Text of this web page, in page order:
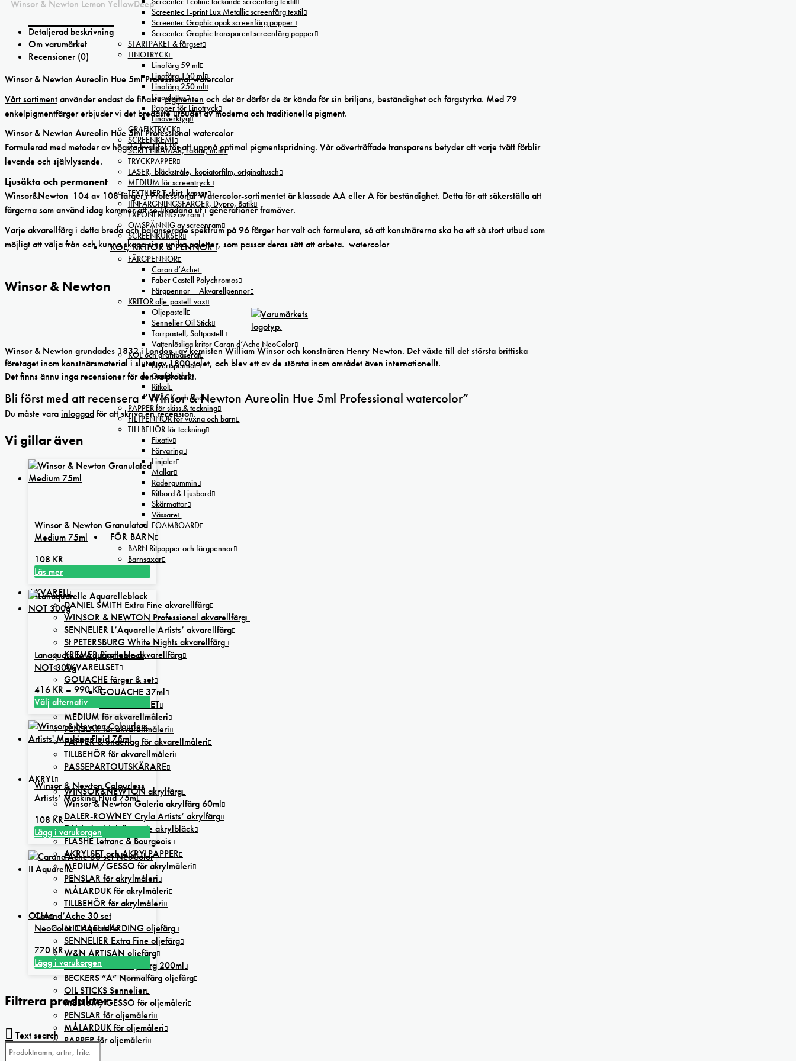
Screentec T-print Lux Metallic screenfärg textil
Screentec Graphic opak screenfärg papper
Screentec Graphic transparent screenfärg papper
STARTPAKET & färgset
LINOTRYCK
Linofärg 59 ml
Linofärg 150 ml
Linofärg 250 ml
Linoplattor
Papper för Linotryck
Linoverktyg
GRAFIKTRYCK
SCREENKEMI
SCREENRAMAR, raklar, m.m
TRYCKPAPPER
LASER,-bläckstråle,-kopiatorfilm, oríginaltusch
MEDIUM för screentryck
TEXTILIER T-shirt, kassar
IINFÄRGNINGSFÄRGER, Dypro, Batik
EXPONERING av ram
OMSPÄNNIG av screenram
SCREENKURSER
KOL, KRITOR & PENNOR
FÄRGPENNOR
Caran d’Ache
Faber Castell Polychromos
Färgpennor – Akvarellpennor
KRITOR olje-pastell-vax
Oljepastell
Sennelier Oil Stick
Torrpastell, Softpastell
Vattenlösliga kritor Caran d’Ache NeoColor
KOL och grafitbaserat
Blyertspennor
Grafitkritor
Ritkol
BLÄCK och tusch
PAPPER för skiss & teckning
FILTPENNOR för vuxna och barn
TILLBEHÖR för teckning
Fixativ
Förvaring
Linjaler
Mallar
Radergummin
Ritbord & Ljusbord
Skärmattor
Vässare
FOAMBOARD
FÖR BARN
BARN Ritpapper och färgpennor
Barnsaxar
AKVARELL
DANIEL SMITH Extra Fine akvarellfärg
WINSOR & NEWTON Professional akvarellfärg
SENNELIER L’Aquarelle Artists’ akvarellfärg
St PETERSBURG White Nights akvarellfärg
KREMER Pigmente akvarellfärg
AKVARELLSET
GOUACHE färger & set
GOUACHE 37ml
GOUACHE SET
MEDIUM för akvarellmåleri
PENSLAR för akvarellmåleri
PAPPER & underlag för akvarellmåleri
TILLBEHÖR för akvarellmåleri
PASSEPARTOUTSKÄRARE
AKRYL
WINSOR&NEWTON akrylfärg
Winsor & Newton Galeria akrylfärg 60ml
DALER-ROWNEY Cryla Artists’ akrylfärg
FW Artists’ Ink flytande akrylbläck
FLASHE Lefranc & Bourgeois
AKRYLSET och AKRYLPAPPER
MEDIUM/GESSO för akrylmåleri
PENSLAR för akrylmåleri
MÅLARDUK för akrylmåleri
TILLBEHÖR för akrylmåleri
OLJA
MICHAEL HARDING oljefärg
SENNELIER Extra Fine oljefärg
W&N ARTISAN oljefärg
W&N WINTON oljefärg 200ml
BECKERS ”A” Normalfärg oljefärg
OIL STICKS Sennelier
MEDIUM/GESSO för oljemåleri
PENSLAR för oljemåleri
MÅLARDUK för oljemåleri
PAPPER för oljemåleri
OLJESET
Winsor & Newton Lemon YellowDeep
Detaljerad beskrivning
Om varumärket
Recensioner (0)
Winsor & Newton Aureolin Hue 5ml Professional watercolor
Vårt sortimentanvänder endast de finastepigmenten och det är därför de är kända för sin briljans, beständighet och färgstyrka. Med 79
enkelpigmentfärger erbjuder vi det bredaste utbudet av moderna och traditionella pigment.
Winsor & Newton Aureolin Hue 5ml Professional watercolor
Formulerad med metoder av högsta kvalitet för att uppnå optimal pigmentspridning. Vår oöverträffade transparens betyder att varje tvätt förblir
levande och självlysande.
Ljusäkta och permanent
Winsor&Newton 104 av 108 färger i Professional Watercolor-sortimentet är klassade AA eller A för beständighet. Detta för att säkerställa att
färgerna som använd idag kommer att se likadana ut i generationer framöver.
Varje akvarellfärg i detta breda och balanserade spektrum på 96 färger har valt och formulera, så att konstnärerna ska ha ett så stort utbud som
möjligt att välja från och kunna skapa sina unika paletter, som passar deras sätt att arbeta. watercolor
Winsor & Newton
Winsor & Newton grundades 1832 i London, av kemisten William Winsor och konstnären Henry Newton. Det växte till det största brittiska
företaget inom konstnärsmaterial i slutet av 1800-talet, och blev ett av de största inom området även internationellt.
Det finns ännu inga recensioner för denna produkt.
Bli först med att recensera ”Winsor & Newton Aureolin Hue 5ml Professional watercolor”
Du måste varainloggadför att skriva en recension.
Vi gillar även
Winsor & Newton Granulated
Medium 75ml
108 KR
Läs mer
Lanaquarelle Aquarelleblock
NOT 300g
416 KR – 990KRPrisintervall:
till
990 kr
Välj alternativ
här
produkten
varianter.
De
olika
alternativen
kan
väljas
på
produktsidan
Winsor & Newton Colourless
Artists’ Masking Fluid 75ml
108 KR
Lägg i varukorgen
Carand’Ache 30 set
NeoColor II Aquarelle
770 KR
Lägg i varukorgen
Filtrera produkter
Text search